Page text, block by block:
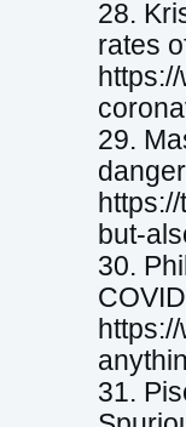
28.
rates
29.
but-
30.
31.